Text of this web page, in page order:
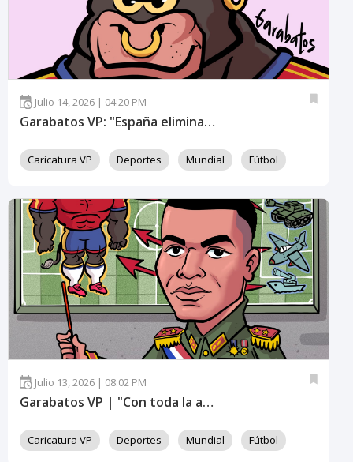
Julio 14, 2026 | 04:20 PM
Garabatos VP: "España elimina a Francia en semifinales, Mbappé queda fuera por la copa del mundo 2026"
Caricatura VP Deportes Mundial Fútbol
Julio 13, 2026 | 08:02 PM
Garabatos VP | "Con toda la artillería: Francia vs. España, semifinal del Mundial 2026:
Caricatura VP Deportes Mundial Fútbol